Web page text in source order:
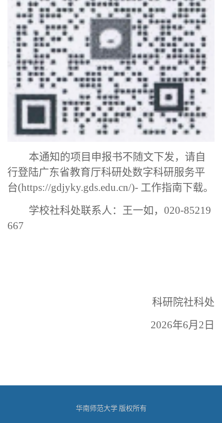
本通知的项目申报书不随文下发，请自
行登陆广东省教育厅科研处数字科研服务平
台(https://gdjyky.gds.edu.cn/)- 工作指南下载。
学校社科处联系人：王一如， 020-85219
667
科研院社科处
2026年6月2日
华南师范大学 版权所有